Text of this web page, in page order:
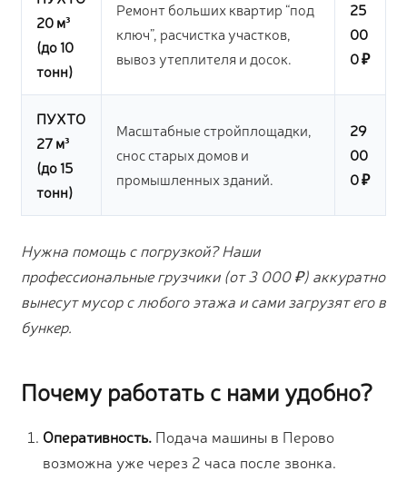
20 м³
(до 10
тонн)
Ремонт больших квартир “под
ключ”, расчистка участков,
вывоз утеплителя и досок.
25
00
0 ₽
ПУХТО
27 м³
(до 15
тонн)
Масштабные стройплощадки,
снос старых домов и
промышленных зданий.
29
00
0 ₽
Нужна помощь с погрузкой? Наши
профессиональные грузчики (от 3 000 ₽) аккуратно
вынесут мусор с любого этажа и сами загрузят его в
бункер.
Почему работать с нами удобно?
Оперативность. Подача машины в Перово
возможна уже через 2 часа после звонка.